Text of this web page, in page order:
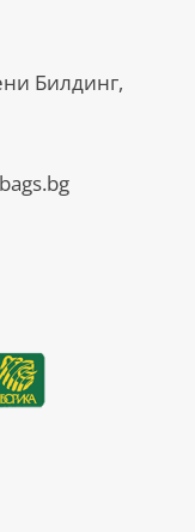
Билдинг,